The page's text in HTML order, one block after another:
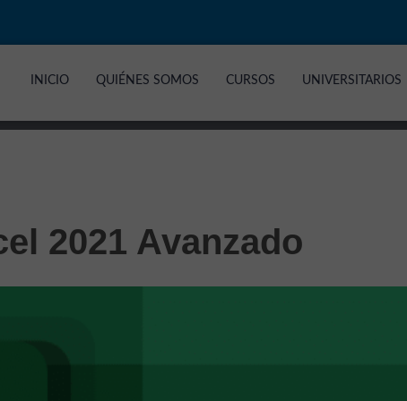
INICIO QUIÉNES SOMOS CURSOS UNIVERSITARIOS
2021 Avanzado